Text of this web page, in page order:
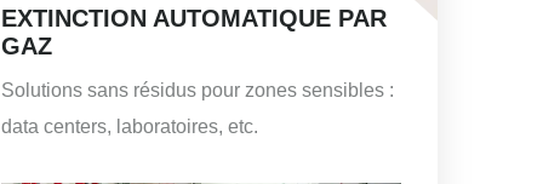
EXTINCTION AUTOMATIQUE PAR
GAZ
Solutions sans résidus pour zones sensibles :
data centers, laboratoires, etc.